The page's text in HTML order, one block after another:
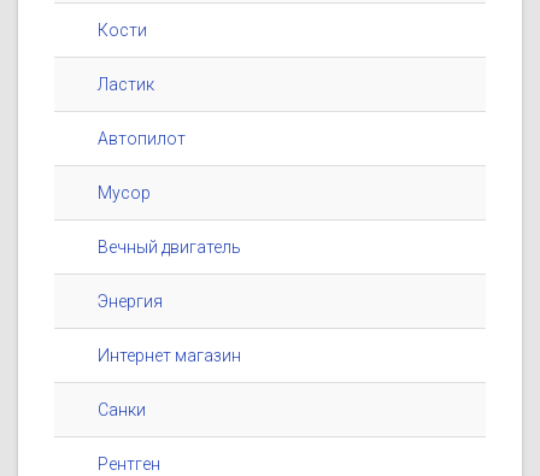
Кости
Ластик
Автопилот
Мусор
Вечный двигатель
Энергия
Интернет магазин
Санки
Рентген